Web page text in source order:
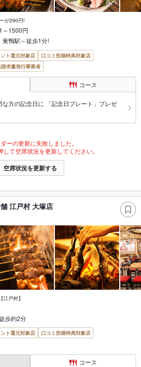
が290円!
～1500円
巣鴨駅～徒歩1分!
ト還元対象店
口コミ投稿特典対象店
求書発行事業者
コース
な方の記念日に 「記念日プレート」プレゼ
ーの更新に失敗しました。
て空席状況を更新してください。
空席状況を更新する
江戸村 大塚店
戸村】
歩約2分
ト還元対象店
口コミ投稿特典対象店
コース